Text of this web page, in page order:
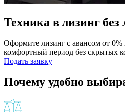
Техника в лизинг без
Оформите лизинг с авансом от 0%
комфортный период без скрытых
Подать заявку
Почему удобно